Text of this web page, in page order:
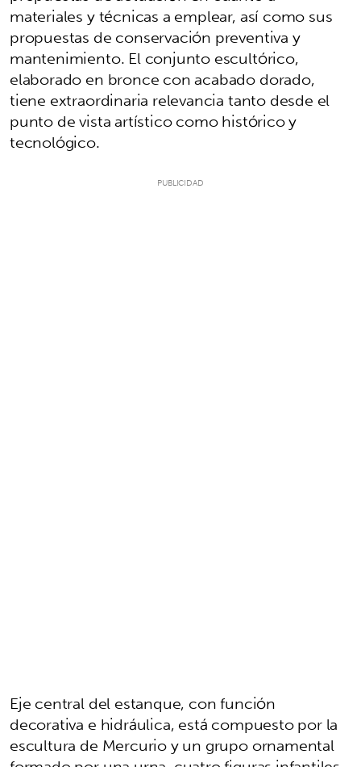
materiales y técnicas a emplear, así como sus
propuestas de conservación preventiva y
mantenimiento. El conjunto escultórico,
elaborado en bronce con acabado dorado,
tiene extraordinaria relevancia tanto desde el
punto de vista artístico como histórico y
tecnológico.
Eje central del estanque, con función
decorativa e hidráulica, está compuesto por la
escultura de Mercurio y un grupo ornamental